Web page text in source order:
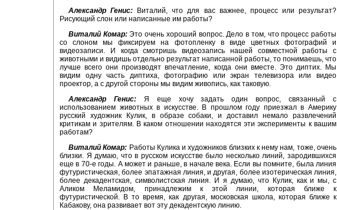
Александр Генис: Виталий, что для вас важнее, процесс или результат?
Рисующий слон или написанные им работы?
Виталий Комар:Это очень хороший вопрос. Дело в том, что процесс работы
со слоном мы фиксируем на фотопленку в виде цветных фотографий и
видеозаписи. И когда смотришь видеозапись нашей совместной работы с
животными и видишь отдельно результат написанной работы, то понимаешь, что
лучше всего они производят впечатление, когда они вместе. Это диптих. Мы
видим одну часть диптиха, фотографию или экран телевизора или видео
проектор, а с другой стороны мы видим живопись, как таковую.
Александр Генис:Я еще хочу задать один вопрос, связанный с
использованием животных в искусстве. В прошлом году приезжал в Америку
русский художник Кулик, в образе собаки, и доставил немало развлечений
критикам и зрителям. В каком отношении находятся эти эксперименты к вашим
работам?
Виталий Комар: Работы Кулика и художников близких к нему нам, тоже, очень
близки. Я думаю, что в русском искусстве было несколько линий, зародившихся
еще в 70-е годы. А может и раньше, в начале века. Если вы помните, была линия
футуристическая, более эпатажная линия, и другая, более изотерическая линия,
более декадентская, символистская линия. И я думаю, что Кулик, как и мы, с
Аликом Меламидом, принадлежим к этой линии, которая ближе к
футуристической. В то время, как другая, московская школа, которая ближе к
Кабакову, она развивает вот эту декадентскую линию.